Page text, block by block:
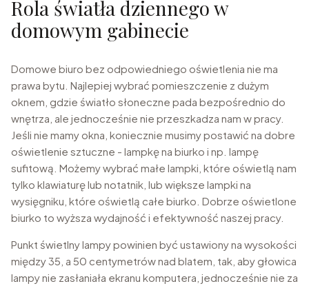
Rola światła dziennego w
domowym gabinecie
Domowe biuro bez odpowiedniego oświetlenia nie ma
prawa bytu. Najlepiej wybrać pomieszczenie z dużym
oknem, gdzie światło słoneczne pada bezpośrednio do
wnętrza, ale jednocześnie nie przeszkadza nam w pracy.
Jeśli nie mamy okna, koniecznie musimy postawić na dobre
oświetlenie sztuczne - lampkę na biurko i np. lampę
sufitową. Możemy wybrać małe lampki, które oświetlą nam
tylko klawiaturę lub notatnik, lub większe lampki na
wysięgniku, które oświetlą całe biurko. Dobrze oświetlone
biurko to wyższa wydajność i efektywność naszej pracy.
Punkt świetlny lampy powinien być ustawiony na wysokości
między 35, a 50 centymetrów nad blatem, tak, aby głowica
lampy nie zasłaniała ekranu komputera, jednocześnie nie za